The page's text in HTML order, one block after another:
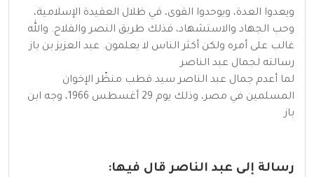
ويعدوا العدة، ويوحدوا القوى، في ظلال العقيدة الإسلامية،
وحب الجهاد والاستشهاد، فذلك طريق النصر والفلاح. والله
غالب على أمره ولكن أكثر الناس لا يعلمون. عبد العزيز بن باز
رسالته لجمال عبد الناصر
لما أعدم جمال عبد الناصر سيد قطب منظّر الإخوان
المسلمين في مصر، وذلك يوم 29 أغسطس 1966، وجه ابن
باز
رسالة إلى عبد الناصر قال فيها: